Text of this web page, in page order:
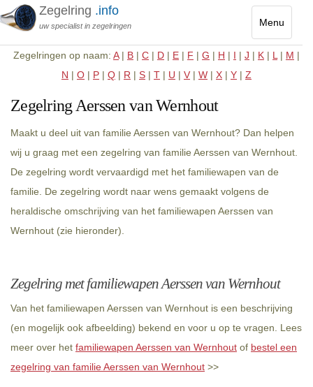
Menu
Toggle
Zegelring .info
uw specialist in zegelringen
Zegelringen op naam: A| B | C | D | E | F | G | H | I | J | K | L | M |
N | O | P | Q | R | S | T | U | V | W | X | Y | Z
Zegelring Aerssen van Wernhout
Maakt u deel uit van familie Aerssen van Wernhout? Dan helpen
wij u graag met een zegelring van familie Aerssen van Wernhout.
De zegelring wordt vervaardigd met het familiewapen van de
familie. De zegelring wordt naar wens gemaakt volgens de
heraldische omschrijving van het familiewapen Aerssen van
Wernhout (zie hieronder).
Zegelring met familiewapen Aerssen van Wernhout
Van het familiewapen Aerssen van Wernhout is een beschrijving
(en mogelijk ook afbeelding) bekend en voor u op te vragen. Lees
meer over het familiewapen Aerssen van Wernhout of bestel een
zegelring van familie Aerssen van Wernhout >>